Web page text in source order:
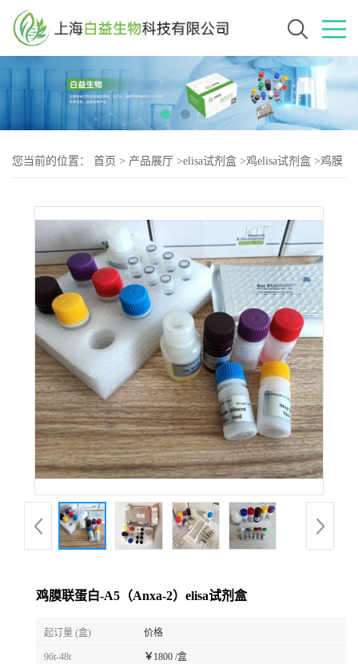
您当前的位置： 首页 > 产品展厅 >elisa试剂盒 >鸡elisa试剂盒 >鸡膜
鸡膜联蛋白-A5（Anxa-2）elisa试剂盒
起订量 (盒) 价格
96t-48t ￥ 1800 /盒